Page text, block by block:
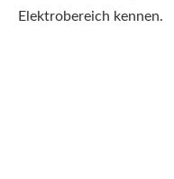
Elektrobereich kennen.